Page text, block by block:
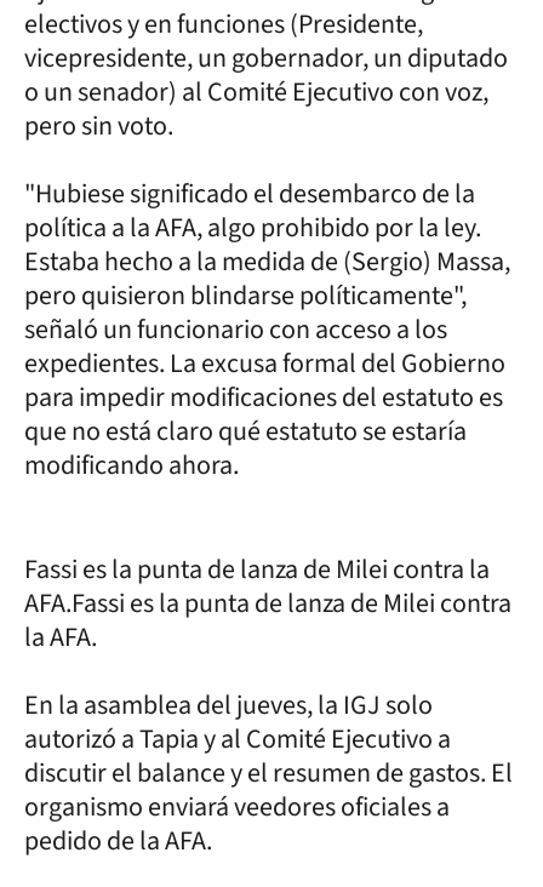
electivos y en funciones (Presidente,
vicepresidente, un gobernador, un diputado
o un senador) al Comité Ejecutivo con voz,
pero sin voto.
"Hubiese significado el desembarco de la
política a la AFA, algo prohibido por la ley.
Estaba hecho a la medida de (Sergio) Massa,
pero quisieron blindarse políticamente",
señaló un funcionario con acceso a los
expedientes. La excusa formal del Gobierno
para impedir modificaciones del estatuto es
que no está claro qué estatuto se estaría
modificando ahora.
Fassi es la punta de lanza de Milei contra la
AFA.Fassi es la punta de lanza de Milei contra
la AFA.
En la asamblea del jueves, la IGJ solo
autorizó a Tapia y al Comité Ejecutivo a
discutir el balance y el resumen de gastos. El
organismo enviará veedores oficiales a
pedido de la AFA.